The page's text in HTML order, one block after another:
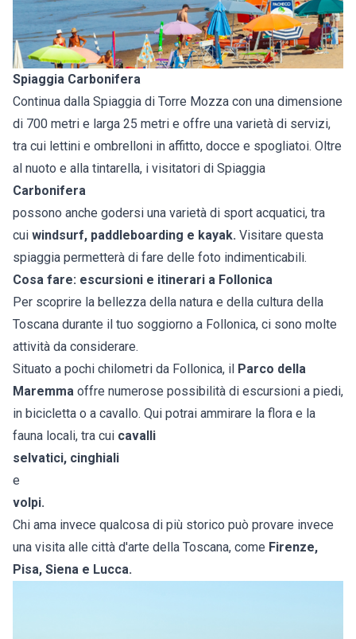
Spiaggia Carbonifera
Continua dalla Spiaggia di Torre Mozza con una dimensione
di 700 metri e larga 25 metri e offre una varietà di servizi,
tra cui lettini e ombrelloni in affitto, docce e spogliatoi. Oltre
al nuoto e alla tintarella, i visitatori di Spiaggia
Carbonifera
possono anche godersi una varietà di sport acquatici, tra
cui windsurf, paddleboarding e kayak. Visitare questa
spiaggia permetterà di fare delle foto indimenticabili.
Cosa fare: escursioni e itinerari a Follonica
Per scoprire la bellezza della natura e della cultura della
Toscana durante il tuo soggiorno a Follonica, ci sono molte
attività da considerare.
Situato a pochi chilometri da Follonica, il Parco della
Maremma offre numerose possibilità di escursioni a piedi,
in bicicletta o a cavallo. Qui potrai ammirare la flora e la
fauna locali, tra cui cavalli
selvatici, cinghiali
e
volpi.
Chi ama invece qualcosa di più storico può provare invece
una visita alle città d'arte della Toscana, come Firenze,
Pisa, Siena e Lucca.